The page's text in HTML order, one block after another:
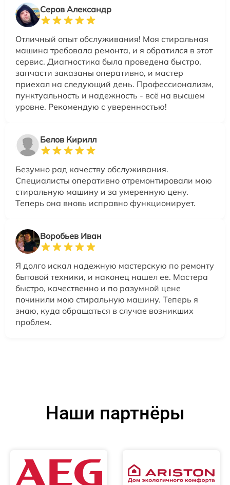
Серов Александр
Отличный опыт обслуживания! Моя стиральная
машина требовала ремонта, и я обратился в этот
сервис. Диагностика была проведена быстро,
запчасти заказаны оперативно, и мастер
приехал на следующий день. Профессионализм,
пунктуальность и надежность - всё на высшем
уровне. Рекомендую с уверенностью!
Белов Кирилл
Безумно рад качеству обслуживания.
Специалисты оперативно отремонтировали мою
стиральную машину и за умеренную цену.
Теперь она вновь исправно функционирует.
Воробьев Иван
Я долго искал надежную мастерскую по ремонту
бытовой техники, и наконец нашел ее. Мастера
быстро, качественно и по разумной цене
починили мою стиральную машину. Теперь я
знаю, куда обращаться в случае возникших
проблем.
Наши партнёры